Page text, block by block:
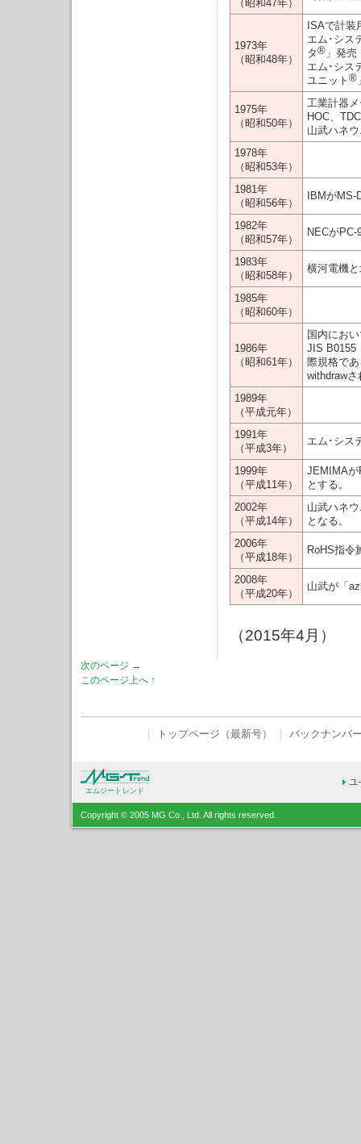
（昭和47年）
1973年
（昭和48年）
ISAで計装
エム･シス
タ® 」発売
エム･シス
ユニット ®
1975年
（昭和50年）
工業計器
HOC、
山武ハネ
1978年
（昭和53年）
1981年
（昭和56年）
IBMが
1982年
（昭和57年）
NECがPC-
1983年
（昭和58年）
横河電機
1985年
（昭和60年）
1986年
（昭和61年）
国内にお
JIS B0155
際規格で
withdraw
1989年
（平成元年）
1991年
（平成3年）
エム･シス
1999年
（平成11年）
JEMIMAが
とする。
2002年
（平成14年）
山武ハネ
となる。
2006年
（平成18年）
RoHS指令
2008年
（平成20年）
山武が「
（2015年4月）
次のページ →
このページ上へ ↑
トップページ（最新号） バックナンバ
エムジートレンド
Copyright © 2005 MG Co., Ltd. All rights reserved.